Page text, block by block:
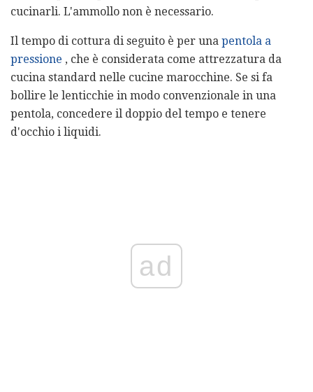
cucinarli. L'ammollo non è necessario.
Il tempo di cottura di seguito è per una pentola a
pressione , che è considerata come attrezzatura da
cucina standard nelle cucine marocchine. Se si fa
bollire le lenticchie in modo convenzionale in una
pentola, concedere il doppio del tempo e tenere
d'occhio i liquidi.
ad